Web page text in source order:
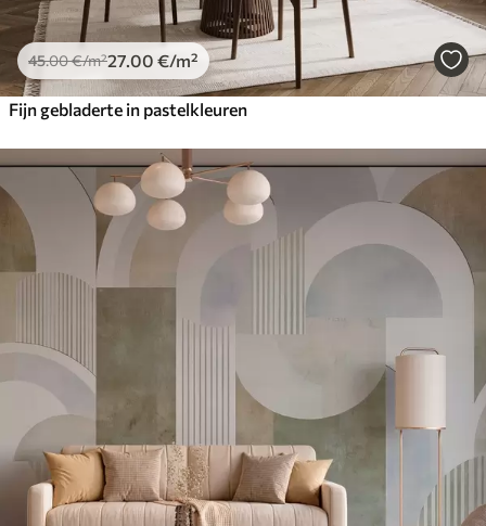
45.00€/m²27.00 €/m²
Fijn gebladerte in pastelkleuren